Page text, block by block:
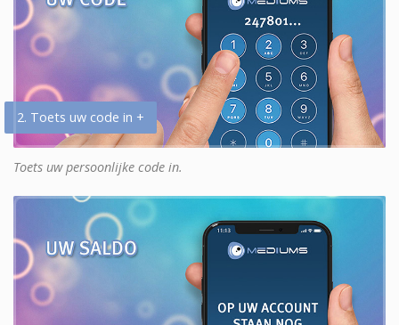
2. Toets uw code in +
Toets uw persoonlijke code in.